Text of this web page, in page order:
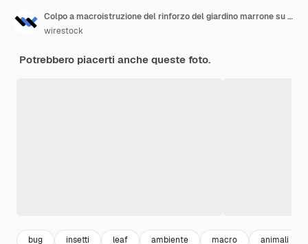
Colpo a macroistruzione del rinforzo del giardino marrone su una foglia
wirestock
Potrebbero piacerti anche queste foto.
bug insetti leaf ambiente macro animali